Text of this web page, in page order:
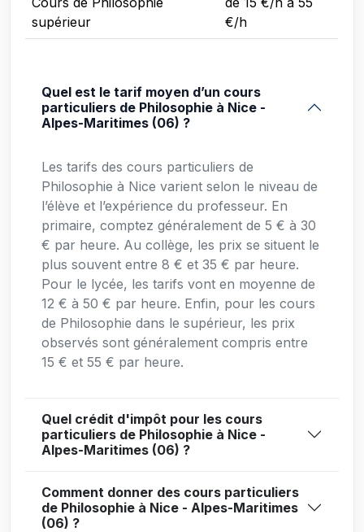
supérieur
€/h
Quel est le tarif moyen d’un cours
particuliers de Philosophie à Nice -
Alpes-Maritimes (06) ?
Les tarifs des cours particuliers de
Philosophie à Nice varient selon le niveau de
l’élève et l’expérience du professeur. En
primaire, comptez généralement de 5 € à 30
€ par heure. Au collège, les prix se situent le
plus souvent entre 8 € et 35 € par heure.
Pour le lycée, les tarifs vont en moyenne de
12 € à 50 € par heure. Enfin, pour les cours
de Philosophie dans le supérieur, les prix
observés sont généralement compris entre
15 € et 55 € par heure.
Quel crédit d'impôt pour les cours
particuliers de Philosophie à Nice -
Alpes-Maritimes (06) ?
Comment donner des cours particuliers
de Philosophie à Nice - Alpes-Maritimes
(06) ?